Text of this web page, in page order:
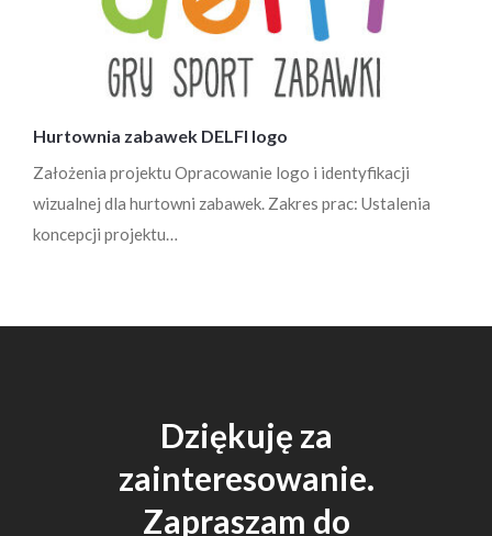
Hurtownia zabawek DELFI logo
Założenia projektu Opracowanie logo i identyfikacji
wizualnej dla hurtowni zabawek. Zakres prac: Ustalenia
koncepcji projektu…
Dziękuję za
zainteresowanie.
Zapraszam do